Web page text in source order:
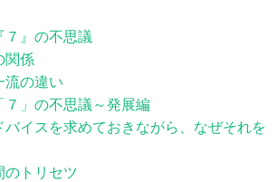
』の不思議
関係
の違い
」の不思議～発展編
イスを求めておきながら、なぜそれを
トリセツ